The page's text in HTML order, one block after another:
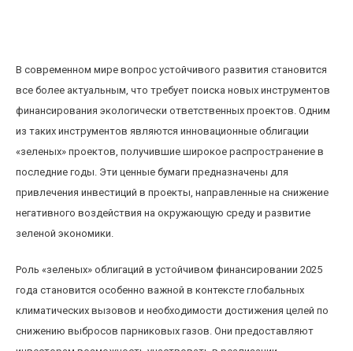
В современном мире вопрос устойчивого развития становится
все более актуальным, что требует поиска новых инструментов
финансирования экологически ответственных проектов. Одним
из таких инструментов являются инновационные облигации
«зеленых» проектов, получившие широкое распространение в
последние годы. Эти ценные бумаги предназначены для
привлечения инвестиций в проекты, направленные на снижение
негативного воздействия на окружающую среду и развитие
зеленой экономики.
Роль «зеленых» облигаций в устойчивом финансировании 2025
года становится особенно важной в контексте глобальных
климатических вызовов и необходимости достижения целей по
снижению выбросов парниковых газов. Они предоставляют